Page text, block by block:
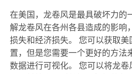
在美国，龙卷风是最具破坏力的
解龙卷风在各州各县造成的影响
损失和经济损失。 您可以获取
置，但是您需要一个更好的方法
数据进行可视化。 您可以将龙